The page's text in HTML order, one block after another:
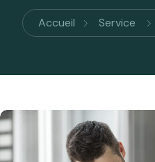
Accueil Service